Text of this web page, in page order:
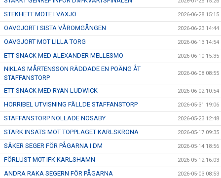
STEKHETT MÖTE I VÄXJÖ 2026-06-28 15:15
OAVGJORT I SISTA VÅROMGÅNGEN 2026-06-23 14:44
OAVGJORT MOT LILLA TORG 2026-06-13 14:54
ETT SNACK MED ALEXANDER MELLESMO 2026-06-10 15:35
NIKLAS MÅRTENSSON RÄDDADE EN POÄNG ÅT
STAFFANSTORP
2026-06-08 08:55
ETT SNACK MED RYAN LUDWICK 2026-06-02 10:54
HORRIBEL UTVISNING FÄLLDE STAFFANSTORP 2026-05-31 19:06
STAFFANSTORP NOLLADE NOSABY 2026-05-23 12:48
STARK INSATS MOT TOPPLAGET KARLSKRONA 2026-05-17 09:35
SÄKER SEGER FÖR PÅGARNA I DM 2026-05-14 18:56
FÖRLUST M0T IFK KARLSHAMN 2026-05-12 16:03
ANDRA RAKA SEGERN FÖR PÅGARNA 2026-05-03 08:53